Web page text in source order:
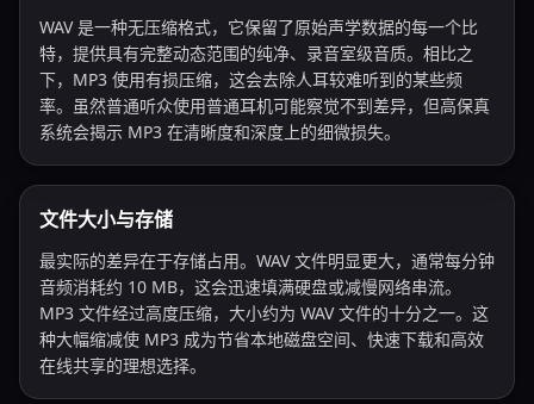
WAV 是一种无压缩格式，它保留了原始声学数据的每一个比
特，提供具有完整动态范围的纯净、录音室级音质。相比之
下，MP3 使用有损压缩，这会去除人耳较难听到的某些频
率。虽然普通听众使用普通耳机可能察觉不到差异，但高保真
系统会揭示 MP3 在清晰度和深度上的细微损失。
文件大小与存储
最实际的差异在于存储占用。WAV 文件明显更大，通常每分钟
音频消耗约 10 MB，这会迅速填满硬盘或减慢网络串流。
MP3 文件经过高度压缩，大小约为 WAV 文件的十分之一。这
种大幅缩减使 MP3 成为节省本地磁盘空间、快速下载和高效
在线共享的理想选择。